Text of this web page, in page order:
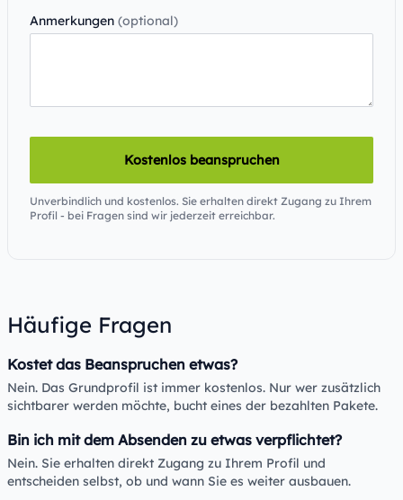
Anmerkungen (optional)
Kostenlos beanspruchen
Unverbindlich und kostenlos. Sie erhalten direkt Zugang zu Ihrem
Profil - bei Fragen sind wir jederzeit erreichbar.
Häufige Fragen
Kostet das Beanspruchen etwas?
Nein. Das Grundprofil ist immer kostenlos. Nur wer zusätzlich
sichtbarer werden möchte, bucht eines der bezahlten Pakete.
Bin ich mit dem Absenden zu etwas verpflichtet?
Nein. Sie erhalten direkt Zugang zu Ihrem Profil und
entscheiden selbst, ob und wann Sie es weiter ausbauen.